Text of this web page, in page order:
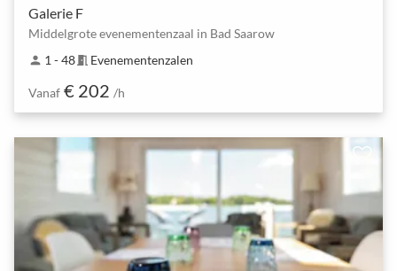
Galerie F
Middelgrote evenementenzaal in Bad Saarow
person 1 - 48meeting_room Evenementenzalen
Vanaf € 202 /h